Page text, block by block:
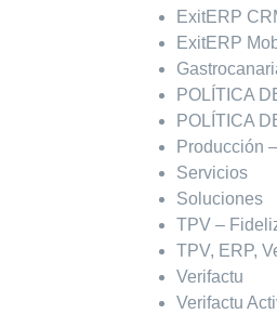
ExitERP
ExitERP
POLÍTICA
POLÍTICA
Producción
Servicios
Soluciones
TPV –
TPV, ERP,
Verifactu
Verifactu